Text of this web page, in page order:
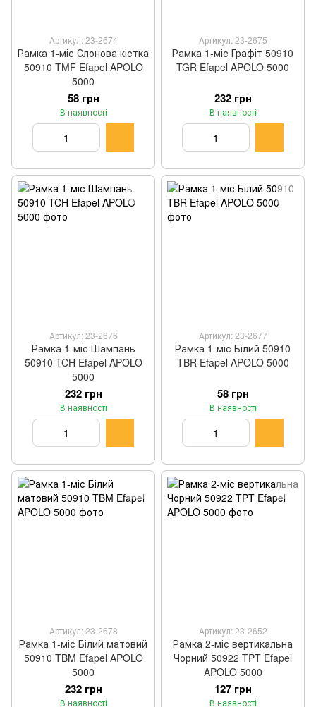
Артикул: 23-2674
Рамка 1-міс Слонова кістка
50910 TMF Efapel APOLO
5000
58 грн
В наявності
Артикул: 23-2675
Рамка 1-міс Графіт 50910
TGR Efapel APOLO 5000
232 грн
В наявності
Артикул: 23-2676
Рамка 1-міс Шампань
50910 TCH Efapel APOLO
5000
232 грн
В наявності
Артикул: 23-2677
Рамка 1-міс Білий 50910
TBR Efapel APOLO 5000
58 грн
В наявності
Артикул: 23-2678
Рамка 1-міс Білий матовий
50910 TBM Efapel APOLO
5000
232 грн
В наявності
Артикул: 23-2652
Рамка 2-міс вертикальна
Чорний 50922 TPT Efapel
APOLO 5000
127 грн
В наявності